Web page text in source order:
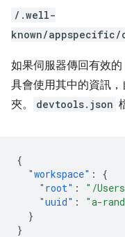
/.well-
known/appspecific/
如果伺服器傳回有效的
具會使用其中的資訊
夾。
devtools.json
{
"workspace" :
{
"root" : "/
"uuid" :
"a-
}
}